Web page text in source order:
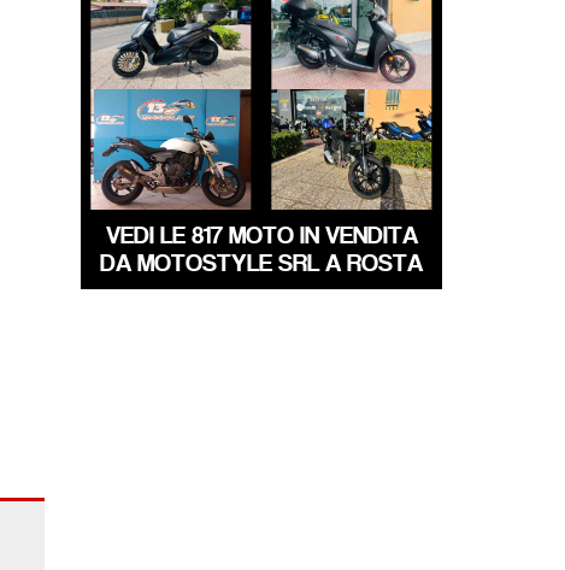
BEVERLY
€ 2.990 €
HONDA SH
€ 2.490 €
HONDA HORNET
€ 3.490 €
DUCATI
SCRAMBLER
€ 4.490 €
VEDI LE 817 MOTO IN VENDITA
DA MOTOSTYLE SRL A ROSTA